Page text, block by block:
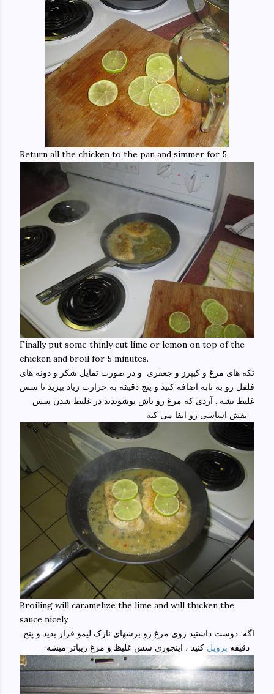
Return all the chicken to the pan and simmer for 5
Finally put some thinly cut lime or lemon on top of the
chicken and broil for 5 minutes.
تکه های مرغ و کیپرز و جعفری و در صورت تمایل شکر و دونه های
فلفل رو به تابه اضافه کنید و پنج دقیقه به حرارت زیاد بپزید تا سس
غلیظ بشه . آردی که مرغ رو باش پوشوندید در غلیظ شدن سس
Broiling will caramelize the lime and will thicken the
sauce nicely.
اگه دوست داشتید روی مرغ رو برشهای نازک لیمو قرار بدید و پنج
دقیقه برویل